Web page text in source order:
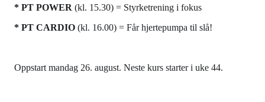
* PT POWER (kl. 15.30) = Styrketrening i fokus
* PT CARDIO (kl. 16.00) = Får hjertepumpa til slå!
Oppstart mandag 26. august. Neste kurs starter i uke 44.